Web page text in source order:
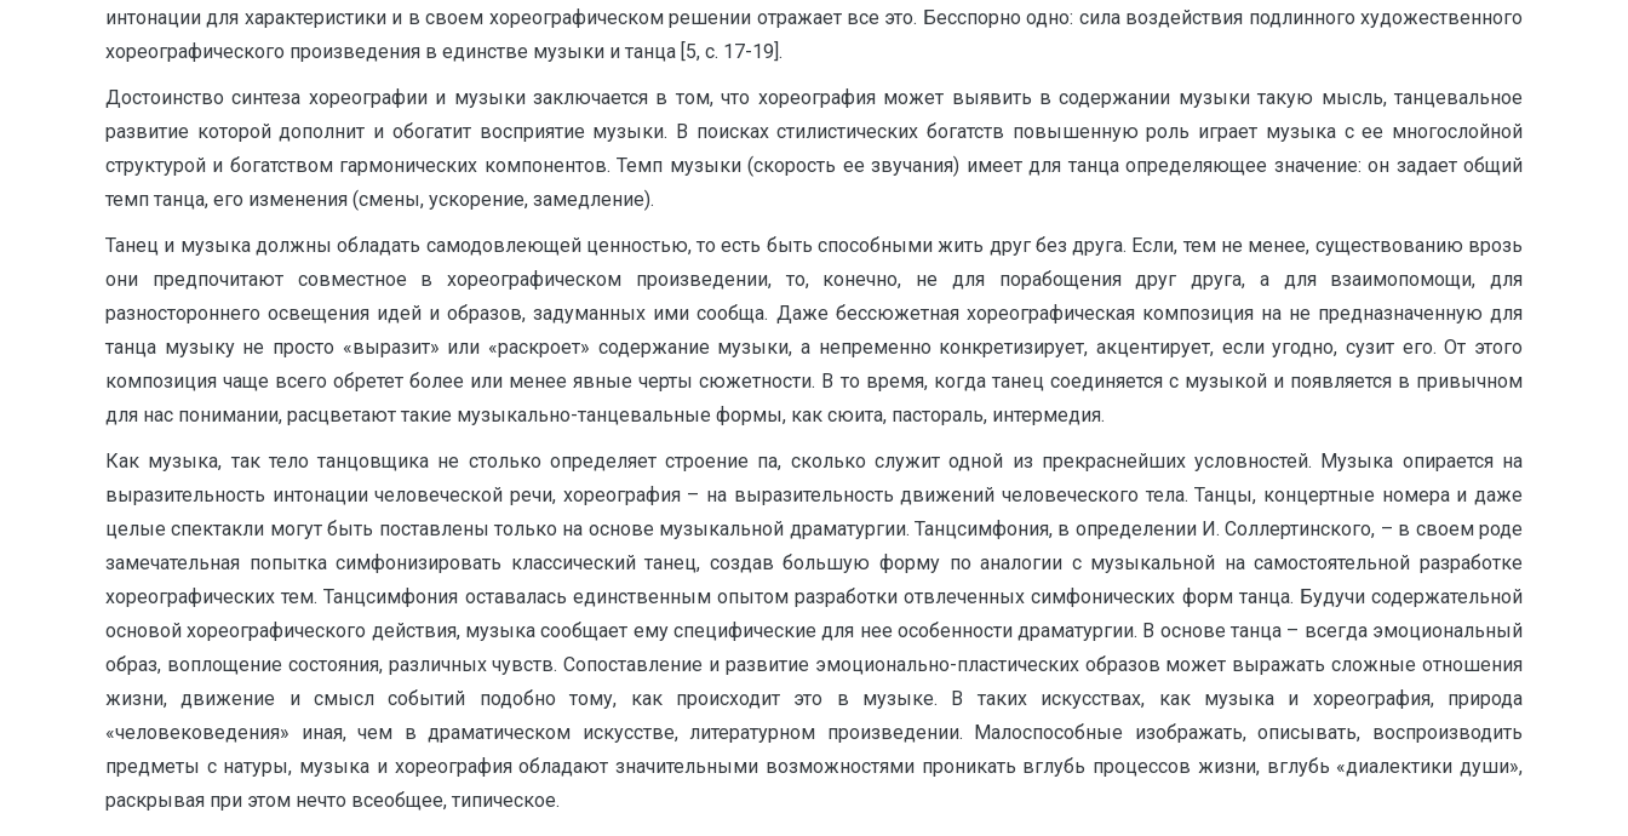
интонации для характеристики и в своем хореографическом решении отражает все это. Бесспорно одно: сила воздействия подлинного художественного
хореографического произведения в единстве музыки и танца [5, с. 17-19].
Достоинство синтеза хореографии и музыки заключается в том, что хореография может выявить в содержании музыки такую мысль, танцевальное
развитие которой дополнит и обогатит восприятие музыки. В поисках стилистических богатств повышенную роль играет музыка с ее многослойной
структурой и богатством гармонических компонентов. Темп музыки (скорость ее звучания) имеет для танца определяющее значение: он задает общий
темп танца, его изменения (смены, ускорение, замедление).
Танец и музыка должны обладать самодовлеющей ценностью, то есть быть способными жить друг без друга. Если, тем не менее, существованию врозь
они предпочитают совместное в хореографическом произведении, то, конечно, не для порабощения друг друга, а для взаимопомощи, для
разностороннего освещения идей и образов, задуманных ими сообща. Даже бессюжетная хореографическая композиция на не предназначенную для
танца музыку не просто «выразит» или «раскроет» содержание музыки, а непременно конкретизирует, акцентирует, если угодно, сузит его. От этого
композиция чаще всего обретет более или менее явные черты сюжетности. В то время, когда танец соединяется с музыкой и появляется в привычном
для нас понимании, расцветают такие музыкально-танцевальные формы, как сюита, пастораль, интермедия.
Как музыка, так тело танцовщика не столько определяет строение па, сколько служит одной из прекраснейших условностей. Музыка опирается на
выразительность интонации человеческой речи, хореография – на выразительность движений человеческого тела. Танцы, концертные номера и даже
целые спектакли могут быть поставлены только на основе музыкальной драматургии. Танцсимфония, в определении И. Соллертинского, – в своем роде
замечательная попытка симфонизировать классический танец, создав большую форму по аналогии с музыкальной на самостоятельной разработке
хореографических тем. Танцсимфония оставалась единственным опытом разработки отвлеченных симфонических форм танца. Будучи содержательной
основой хореографического действия, музыка сообщает ему специфические для нее особенности драматургии. В основе танца – всегда эмоциональный
образ, воплощение состояния, различных чувств. Сопоставление и развитие эмоционально-пластических образов может выражать сложные отношения
жизни, движение и смысл событий подобно тому, как происходит это в музыке. В таких искусствах, как музыка и хореография, природа
«человековедения» иная, чем в драматическом искусстве, литературном произведении. Малоспособные изображать, описывать, воспроизводить
предметы с натуры, музыка и хореография обладают значительными возможностями проникать вглубь процессов жизни, вглубь «диалектики души»,
раскрывая при этом нечто всеобщее, типическое.